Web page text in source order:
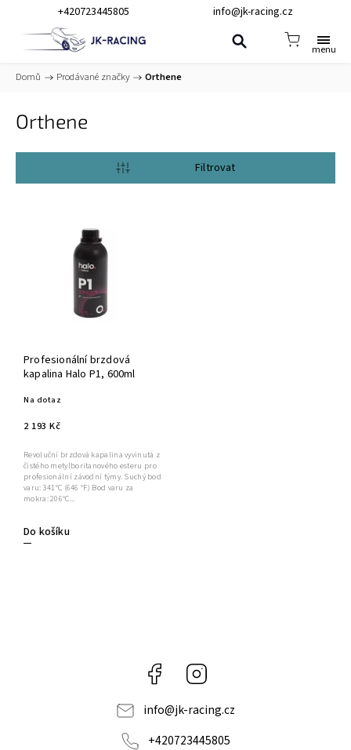
+420723445805 info@jk-racing.cz
Domů / Prodávané značky / Orthene
Orthene
Otevřít filtr
Profesionální brzdová
kapalina Halo P1, 600ml
Na dotaz
2 193 Kč
Do košíku
Revoluční brzdová kapalina vyvinutá z
čistého metylboritanového esteru pro
profesionální závodní týmy. Suchý bod
varu: 341°C (646 °F) Bod varu za
mokra: 206°C...
Facebook
info@jk-racing.cz
+420723445805